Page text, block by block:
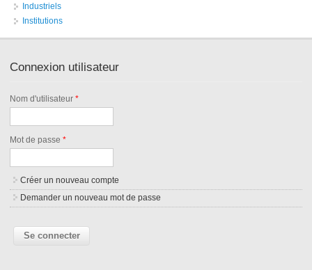
Industriels
Institutions
Connexion utilisateur
Nom d'utilisateur*
Mot de passe*
Créer un nouveau compte
Demander un nouveau mot de passe